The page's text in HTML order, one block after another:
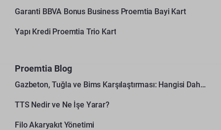
Garanti BBVA Bonus Business Proemtia Bayi Kart
Yapı Kredi Proemtia Trio Kart
Proemtia Blog
Gazbeton, Tuğla ve Bims Karşılaştırması: Hangisi Daha Avantajlı?
TTS Nedir ve Ne İşe Yarar?
Filo Akaryakıt Yönetimi